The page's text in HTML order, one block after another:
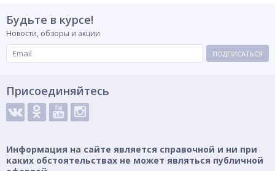
Будьте в курсе!
Новости, обзоры и акции
ПОДПИСАТЬСЯ
Присоединяйтесь
Информация на сайте является справочной и ни при
каких обстоятельствах не может являться публичной